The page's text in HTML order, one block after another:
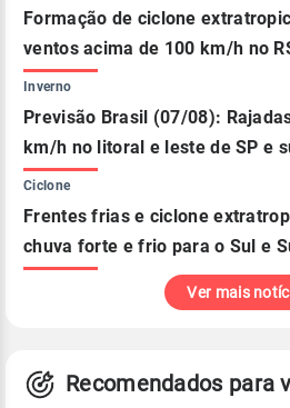
Formação de ciclone
ventos acima de 100 km/h no
Inverno
Previsão Brasil (07/08):
km/h no litoral e leste de SP e
Ciclone
Frentes frias e ciclone
chuva forte e frio para o Sul e
Ver mais
Recomendados para